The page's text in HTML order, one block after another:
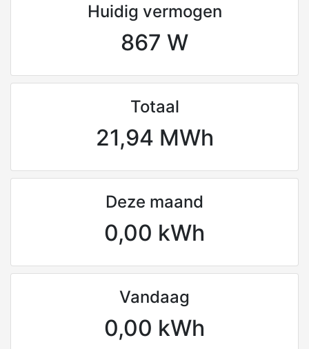
Huidig vermogen
867 W
Totaal
21,94 MWh
Deze maand
0,00 kWh
Vandaag
0,00 kWh